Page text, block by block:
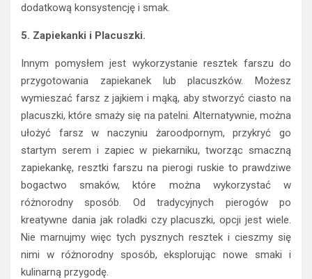
dodatkową konsystencję i smak.
5. Zapiekanki i Placuszki.
Innym pomysłem jest wykorzystanie resztek farszu do
przygotowania zapiekanek lub placuszków. Możesz
wymieszać farsz z jajkiem i mąką, aby stworzyć ciasto na
placuszki, które smaży się na patelni. Alternatywnie, można
ułożyć farsz w naczyniu żaroodpornym, przykryć go
startym serem i zapiec w piekarniku, tworząc smaczną
zapiekankę, resztki farszu na pierogi ruskie to prawdziwe
bogactwo smaków, które można wykorzystać w
różnorodny sposób. Od tradycyjnych pierogów po
kreatywne dania jak roladki czy placuszki, opcji jest wiele.
Nie marnujmy więc tych pysznych resztek i cieszmy się
nimi w różnorodny sposób, eksplorując nowe smaki i
kulinarną przygodę.